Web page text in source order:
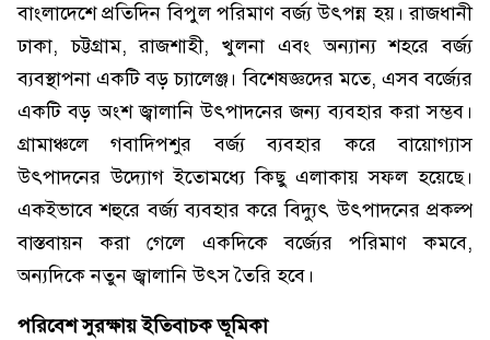
বাংলাদেশে প্রতিদিন বিপুল পরিমাণ বর্জ্য উৎপন্ন হয়। রাজধানী
ঢাকা, চট্টগ্রাম, রাজশাহী, খুলনা এবং অন্যান্য শহরে বর্জ্য
ব্যবস্থাপনা একটি বড় চ্যালেঞ্জ। বিশেষজ্ঞদের মতে, এসব বর্জ্যের
একটি বড় অংশ জ্বালানি উৎপাদনের জন্য ব্যবহার করা সম্ভব।
গ্রামাঞ্চলে গবাদিপশুর বর্জ্য ব্যবহার করে বায়োগ্যাস
উৎপাদনের উদ্যোগ ইতোমধ্যে কিছু এলাকায় সফল হয়েছে।
একইভাবে শহুরে বর্জ্য ব্যবহার করে বিদ্যুৎ উৎপাদনের প্রকল্প
বাস্তবায়ন করা গেলে একদিকে বর্জ্যের পরিমাণ কমবে,
অন্যদিকে নতুন জ্বালানি উৎস তৈরি হবে।
পরিবেশ সুরক্ষায় ইতিবাচক ভূমিকা